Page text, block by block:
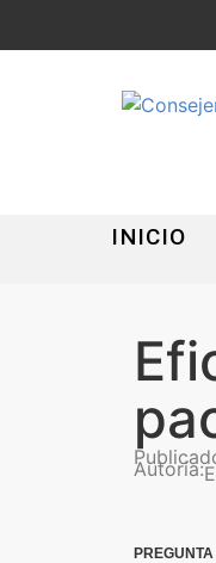
INICIO
Autoría:
PREGUNTA